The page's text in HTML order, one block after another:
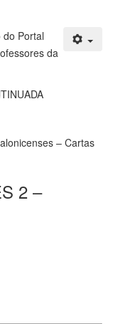
Portal
da
– Cartas
2 –